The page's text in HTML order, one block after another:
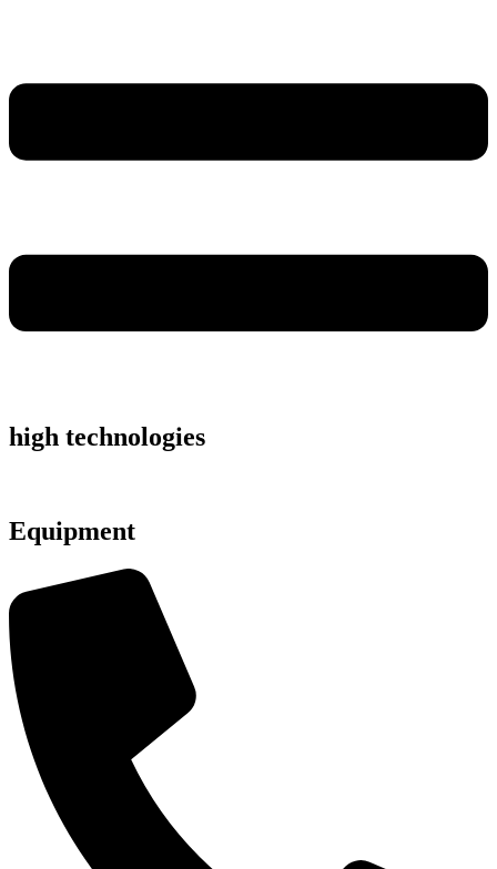
high technologies
Equipment